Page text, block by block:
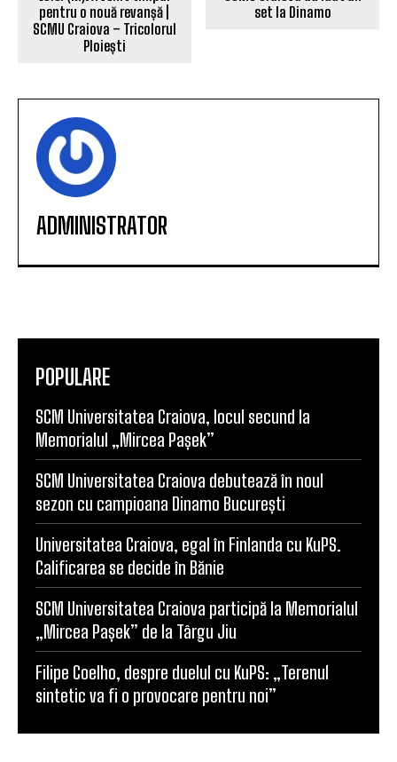
pentru o nouă revanșă |
SCMU Craiova – Tricolorul
Ploiești
set la Dinamo
ADMINISTRATOR
POPULARE
SCM Universitatea Craiova, locul secund la
Memorialul „Mircea Pașek”
SCM Universitatea Craiova debutează în noul
sezon cu campioana Dinamo București
Universitatea Craiova, egal în Finlanda cu KuPS.
Calificarea se decide în Bănie
SCM Universitatea Craiova participă la Memorialul
„Mircea Pașek” de la Târgu Jiu
Filipe Coelho, despre duelul cu KuPS: „Terenul
sintetic va fi o provocare pentru noi”